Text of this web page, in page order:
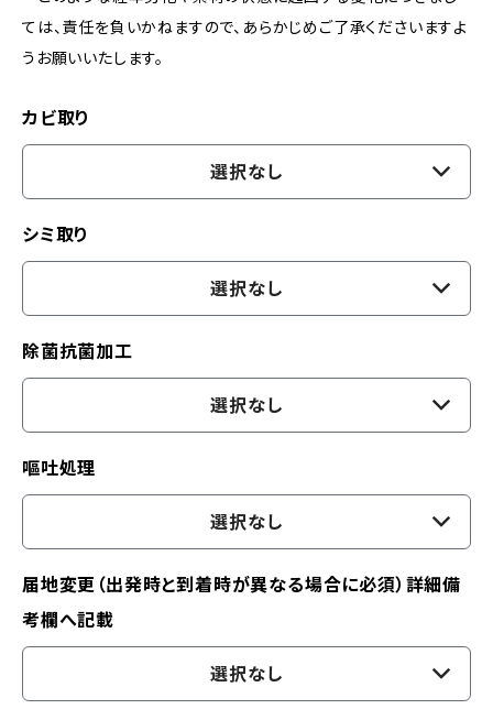
ては、責任を負いかねますので、あらかじめご了承くださいますよ
うお願いいたします。
カビ取り
選択なし
シミ取り
選択なし
除菌抗菌加工
選択なし
嘔吐処理
選択なし
届地変更（出発時と到着時が異なる場合に必須）詳細備
考欄へ記載
選択なし